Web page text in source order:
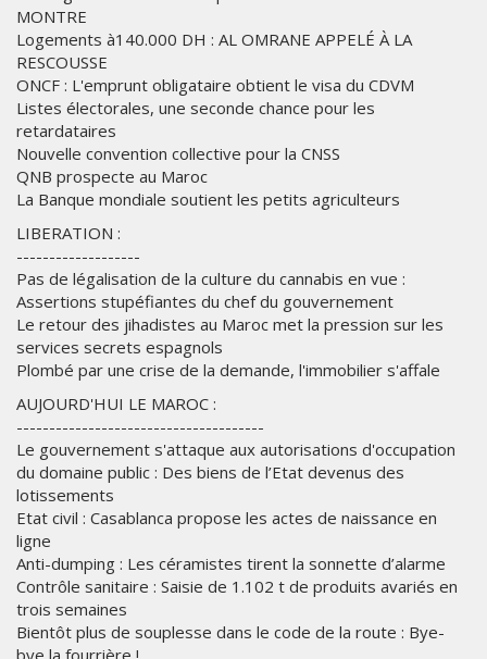
MONTRE
Logements à140.000 DH : AL OMRANE APPELÉ À LA
RESCOUSSE
ONCF : L'emprunt obligataire obtient le visa du CDVM
Listes électorales, une seconde chance pour les
retardataires
Nouvelle convention collective pour la CNSS
QNB prospecte au Maroc
La Banque mondiale soutient les petits agriculteurs
LIBERATION :
-------------------
Pas de légalisation de la culture du cannabis en vue :
Assertions stupéfiantes du chef du gouvernement
Le retour des jihadistes au Maroc met la pression sur les
services secrets espagnols
Plombé par une crise de la demande, l'immobilier s'affale
AUJOURD'HUI LE MAROC :
--------------------------------------
Le gouvernement s'attaque aux autorisations d'occupation
du domaine public : Des biens de l’Etat devenus des
lotissements
Etat civil : Casablanca propose les actes de naissance en
ligne
Anti-dumping : Les céramistes tirent la sonnette d’alarme
Contrôle sanitaire : Saisie de 1.102 t de produits avariés en
trois semaines
Bientôt plus de souplesse dans le code de la route : Bye-